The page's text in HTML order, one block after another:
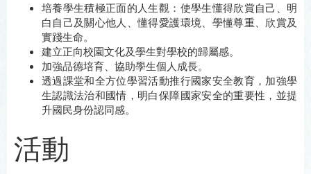
培養學生積極正面的人生觀：使學生懂得欣賞自己、明
白自己及關心他人、懂得愛護環境、學懂尊重、欣賞及
實踐生命。
建立正向校園文化及學生對學校的歸屬感。
加強品德培育、協助學生個人成長。
透過課堂和全方位學習活動推行國家安全教育，加強學
生認識法治和國情，明白保障國家安全的重要性，並提
升國民身份認同感。
活動